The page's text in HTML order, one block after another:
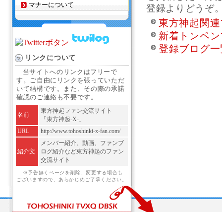
登録よりどうぞ
東方神起関
新着トンペ
登録ブログ
マナーについて
リンクについて
当サイトへのリンクはフリーで
す。ご自由にリンクを張っていただ
いて結構です。また、その際の承諾
確認のご連絡も不要です。
名前
東方神起ファン交流サイト
「東方神起-X-」
URL
http://www.tohoshinki-x-fan.com/
紹介文
メンバー紹介、動画、ファンブ
ログ紹介など東方神起のファン
交流サイト
※予告無くページを削除、変更する場合も
ございますので、あらかじめご了承ください。